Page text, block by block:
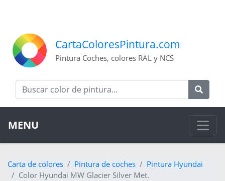
CartaColoresPintura.com
Pintura Coches, colores RAL y NCS
MENU
Carta de colores Pintura de coches
Pintura Hyundai
Color Hyundai MW Glacier Silver Met.